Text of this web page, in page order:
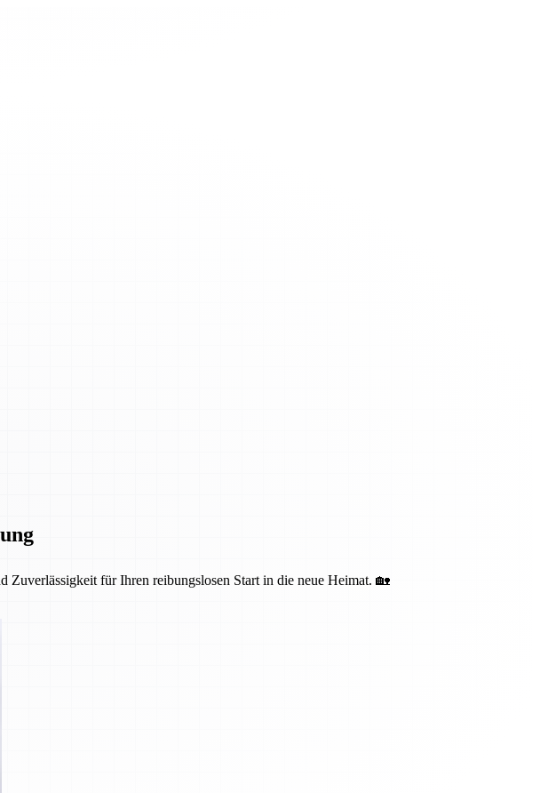
für Ihren reibungslosen Start in die neue Heimat. 🏡